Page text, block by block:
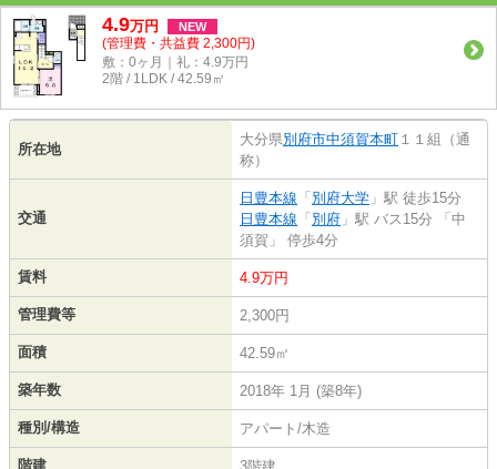
4.9万円 NEW
(管理費・共益費 2,300円)
敷：0ヶ月｜礼：4.9万円
2階 / 1LDK / 42.59㎡
所在地
大分県別府市中須賀本町 １１組（通
称）
交通
日豊本線 「 別府大学 」駅 徒歩15分
日豊本線 「 別府 」駅 バス15分 「中
須賀」 停歩4分
賃料 4.9万円
管理費等 2,300円
面積 42.59㎡
築年数 2018年 1月 (築8年)
種別/構造 アパート/木造
階建